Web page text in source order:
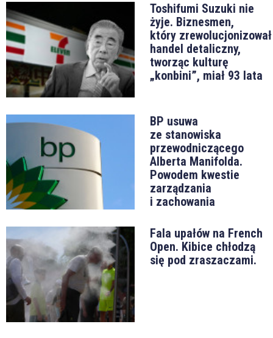
Toshifumi Suzuki nie
żyje. Biznesmen,
który zrewolucjonizował
handel detaliczny,
tworząc kulturę
„konbini”, miał 93 lata
BP usuwa
ze stanowiska
przewodniczącego
Alberta Manifolda.
Powodem kwestie
zarządzania
i zachowania
Fala upałów na French
Open. Kibice chłodzą
się pod zraszaczami.